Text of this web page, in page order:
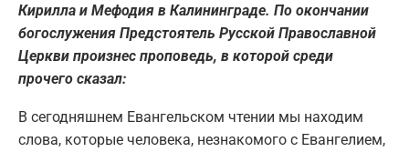
Кирилла и Мефодия в Калининграде. По окончании
богослужения Предстоятель Русской Православной
Церкви произнес проповедь, в которой среди
прочего сказал:
В сегодняшнем Евангельском чтении мы находим
слова, которые человека, незнакомого с Евангелием,